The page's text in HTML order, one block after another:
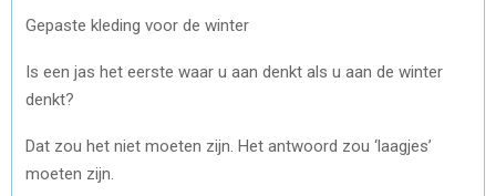
Gepaste kleding voor de winter
Is een jas het eerste waar u aan denkt als u aan de winter
denkt?
Dat zou het niet moeten zijn. Het antwoord zou ‘laagjes’
moeten zijn.